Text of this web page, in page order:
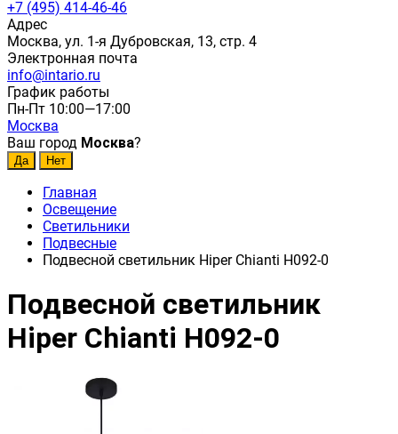
+7 (495) 414-46-46
Адрес
Москва, ул. 1-я Дубровская, 13, стр. 4
Электронная почта
info@intario.ru
График работы
Пн-Пт 10:00—17:00
Москва
Ваш город Москва?
Главная
Освещение
Светильники
Подвесные
Подвесной светильник Hiper Chianti H092-0
Подвесной светильник
Hiper Chianti H092-0